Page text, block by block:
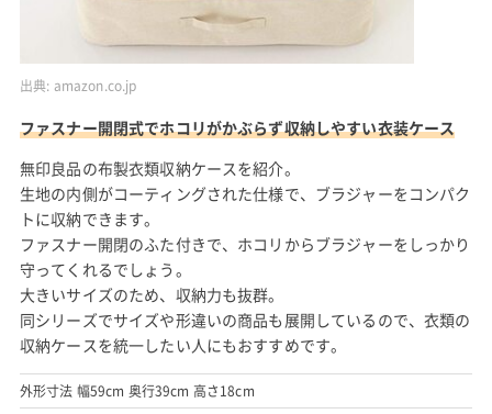
出典: amazon.co.jp
ファスナー開閉式でホコリがかぶらず収納しやすい衣装ケース
無印良品の布製衣類収納ケースを紹介。
生地の内側がコーティングされた仕様で、ブラジャーをコンパク
トに収納できます。
ファスナー開閉のふた付きで、ホコリからブラジャーをしっかり
守ってくれるでしょう。
大きいサイズのため、収納力も抜群。
同シリーズでサイズや形違いの商品も展開しているので、衣類の
収納ケースを統一したい人にもおすすめです。
外形寸法 幅59cm 奥行39cm 高さ18cm